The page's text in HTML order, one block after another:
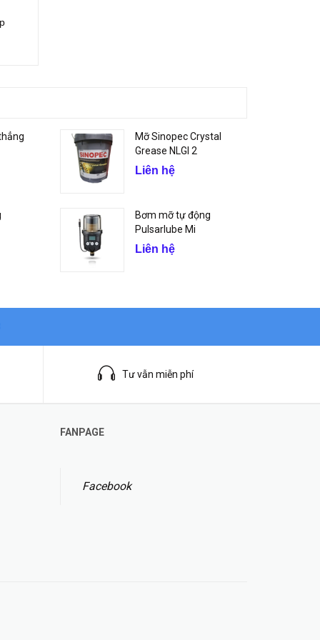
Mỡ Sinopec Crystal
Grease NLGI 2
Liên hệ
Bơm mỡ tự động
Pulsarlube Mi
Liên hệ
Tư vẫn miễn phí
FANPAGE
Facebook